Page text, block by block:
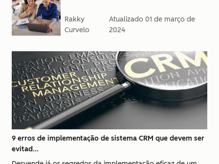
Rakky
Curvelo
Atualizado01 de março de
2024
9 erros de implementação de sistema CRM que devem ser
evitad...